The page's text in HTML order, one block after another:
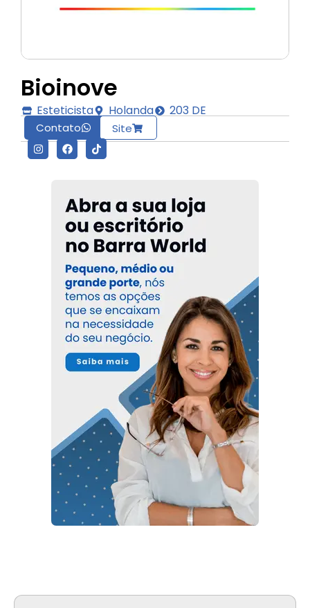
Esteticista Holanda 203 DE
Contato Site
Bioinove